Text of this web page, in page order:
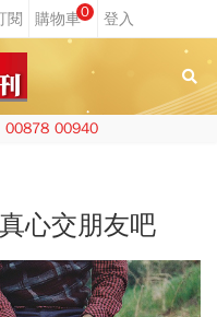
0
00878 00940
心交朋友吧